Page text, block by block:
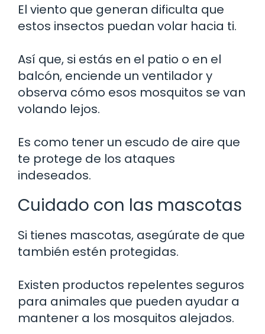
El viento que generan dificulta que
estos insectos puedan volar hacia ti.
Así que, si estás en el patio o en el
balcón, enciende un ventilador y
observa cómo esos mosquitos se van
volando lejos.
Es como tener un escudo de aire que
te protege de los ataques
indeseados.
Cuidado con las mascotas
Si tienes mascotas, asegúrate de que
también estén protegidas.
Existen productos repelentes seguros
para animales que pueden ayudar a
mantener a los mosquitos alejados.